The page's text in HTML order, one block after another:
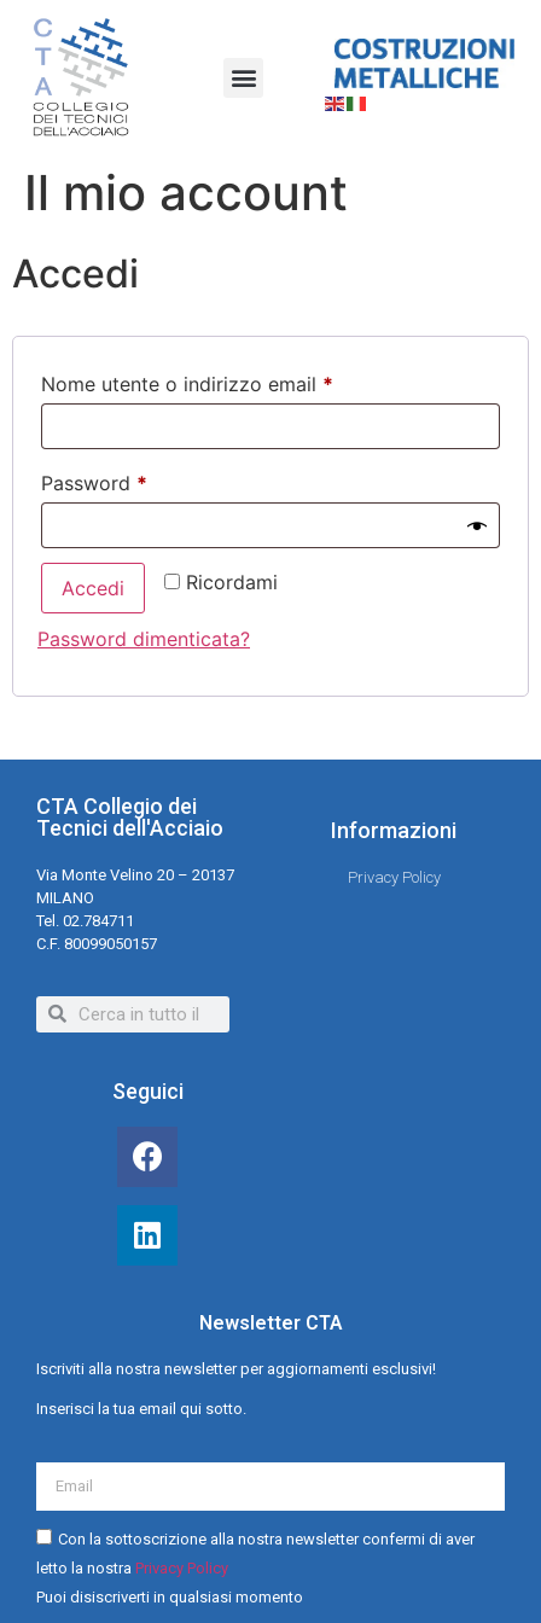
Il mio account
Accedi
Nome utente o indirizzo email *
Password *
Ricordami
Accedi
Password dimenticata?
CTA Collegio dei
Tecnici dell'Acciaio
Via Monte Velino 20 – 20137
MILANO
Tel. 02.784711
C.F. 80099050157
Informazioni
Privacy Policy
Seguici
Newsletter CTA
Iscriviti alla nostra newsletter per aggiornamenti esclusivi!
Inserisci la tua email qui sotto.
Con la sottoscrizione alla nostra newsletter confermi di aver
letto la nostra Privacy Policy
Puoi disiscriverti in qualsiasi momento